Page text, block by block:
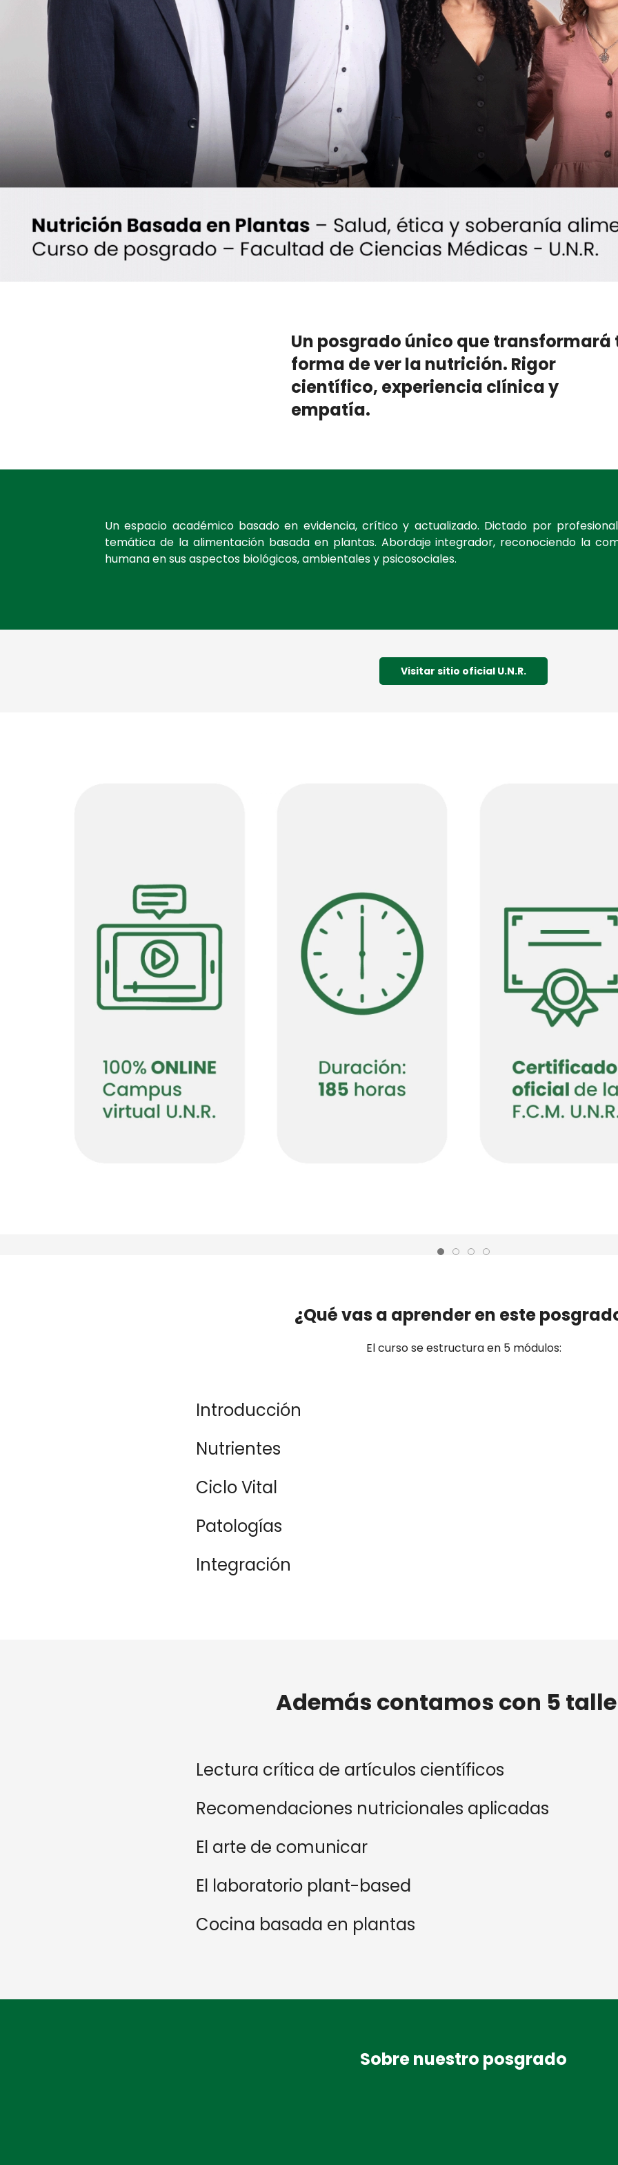
Un posgrado único que transformará
forma de ver la nutrición. Rigor
científico, experiencia clínica y
empatía.
Un espacio académico basado en evidencia, crítico y actualizado. Dictado por
temática de la alimentación basada en plantas. Abordaje integrador, reconociendo la
humana en sus aspectos biológicos, ambientales y psicosociales.
Visitar sitio oficial U.N.R.
¿Qué vas a aprender en este
El curso se estructura en 5 módulos:
Introducción
Nutrientes
Ciclo Vital
Patologías
Integración
Además contamos con 5
Lectura crítica de artículos científicos
Recomendaciones nutricionales aplicadas
El arte de comunicar
El laboratorio plant-based
Cocina basada en plantas
Sobre nuestro posgrado